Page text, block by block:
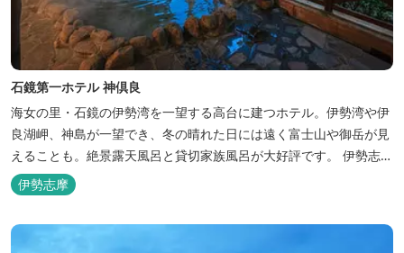
石鏡第一ホテル 神倶良
海女の里・石鏡の伊勢湾を一望する高台に建つホテル。伊勢湾や伊
良湖岬、神島が一望でき、冬の晴れた日には遠く富士山や御岳が見
えることも。絶景露天風呂と貸切家族風呂が大好評です。 伊勢志摩
の新鮮な海の幸をふんだんに使った味覚自慢の人情味あふれる温泉
宿です。
伊勢志摩